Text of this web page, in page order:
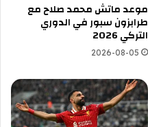
موعد ماتش محمد صلاح مع
طرابزون سبور في الدوري
التركي 2026
2026-08-05